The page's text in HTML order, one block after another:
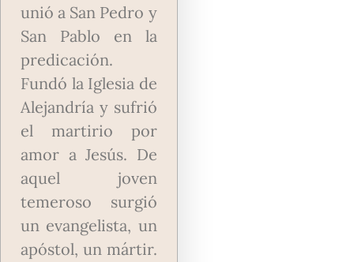
unió a San Pedro y
San Pablo en la
predicación.
Fundó la Iglesia de
Alejandría y sufrió
el martirio por
amor a Jesús. De
aquel joven
temeroso surgió
un evangelista, un
apóstol, un mártir.